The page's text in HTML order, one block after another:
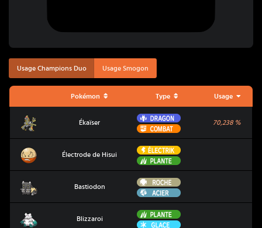
Usage Champions Duo Usage Smogon
Pokémon Type Usage
Ékaïser
Dragon
Combat
70,238%
Électrode de Hisui
Électrode de Hisui
Électrik
Plante
Bastiodon
Roche
Acier
Blizzaroi
Plante
Glace